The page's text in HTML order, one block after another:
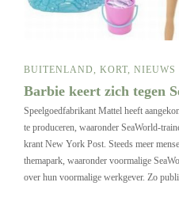
BUITENLAND KORT NIEUWS
Barbie keert zich tegen
Speelgoedfabrikant Mattel heeft
te produceren, waaronder SeaWorld-
krant New York Post. Steeds meer
themapark, waaronder voormalige
over hun voormalige werkgever. Zo